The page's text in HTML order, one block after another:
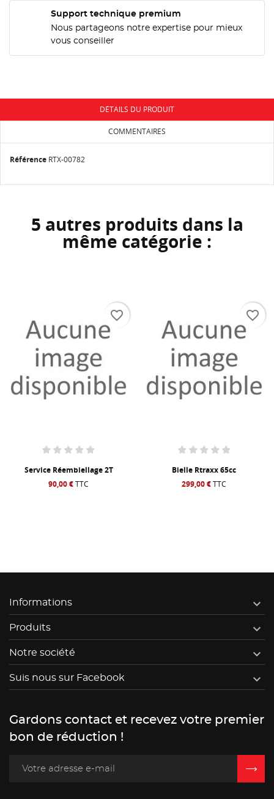
Support technique premium
Nous partageons notre expertise pour mieux
vous conseiller
DÉTAILS DU PRODUIT
COMMENTAIRES
Référence RTX-00782
5 autres produits dans la
même catégorie :
Service Réembiellage 2T
90,00 €TTC
favorite_border
Bielle Rtraxx 65cc
299,00 €TTC
favorite_border
Informations 
Produits 
Notre société 
Suis nous sur Facebook 
MES LISTES
Vous devez être connecté pour ajouter des produits
à votre liste d'envies.
Gardons contact et recevez votre premier
bon de réduction !